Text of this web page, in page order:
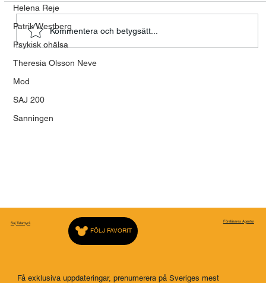
Helena Reje
Patrik Westberg
Psykisk ohälsa
Theresia Olsson Neve
Mod
SAJ 200
Sanningen
Kommentera och betygsätt...
Saj Talarbyrå Föreläsares Agentur
FÖLJ FAVORIT
Få exklusiva uppdateringar, prenumerera på Sveriges mest